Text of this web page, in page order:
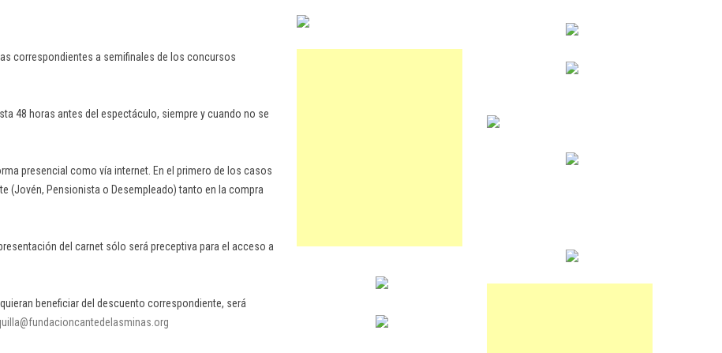
correspondientes a semifinales de los concursos
48 horas antes del espectáculo, siempre y cuando no se
presencial como vía internet. En el primero de los casos
(Jovén, Pensionista o Desempleado) tanto en la compra
del carnet sólo será preceptiva para el acceso a
beneficiar del descuento correspondiente, será